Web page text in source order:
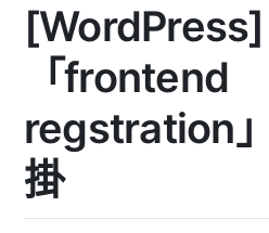
「frontend
regstration
掛